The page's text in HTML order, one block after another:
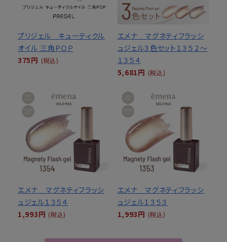
プリジェル キューティクル
オイル 三角ＰＯＰ
375円 (税込)
エメナ マグネティフラッシ
ュジェル３色セット１３５２～
１３５４
5,681円 (税込)
エメナ マグネティフラッシ
ュジェル１３５４
1,993円 (税込)
エメナ マグネティフラッシ
ュジェル１３５３
1,993円 (税込)